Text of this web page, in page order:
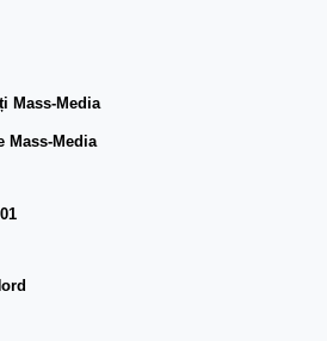
Mass-Media
Mass-Media